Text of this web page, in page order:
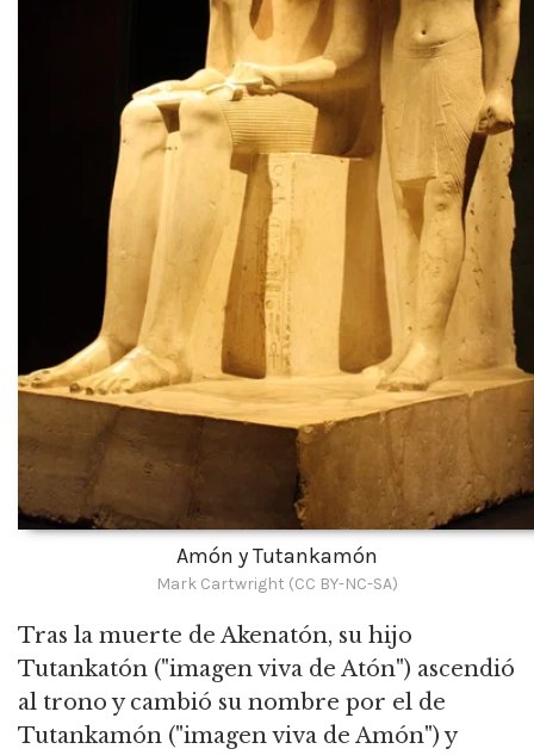
Amón y Tutankamón
Mark Cartwright (CC BY-NC-SA)
Tras la muerte de Akenatón, su hijo
Tutankatón ("imagen viva de Atón") ascendió
al trono y cambió su nombre por el de
Tutankamón ("imagen viva de Amón") y